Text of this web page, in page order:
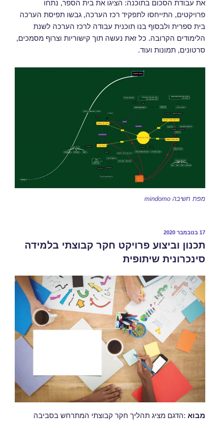
את עבודת הסכום בתוכנה: הציגו את בית הספר, נתחו
פרויקטים, התייחסו לתפקיד רכז הערכה, גבשו תפיסת הערכה
בית ספרית ולבסוף בנו תוכנית עבודה לרכז הערכה לשנת
הלימודים הקרובה. כל זאת נעשה תוך קישוריות וצרוף מסמכים,
סרטונים, תמונות ועוד.
מפת חשיבה mindomo
17 בנובמבר 2020
תכנון וביצוע פרויקט חקר קבוצתי בלמידה
סינכרונית שיתופית
מבוא :הדגם מציג תהליך חקר קבוצתי המתרחש בסביבה